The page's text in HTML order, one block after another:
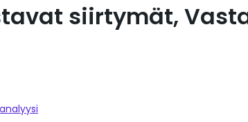
siirtymät,